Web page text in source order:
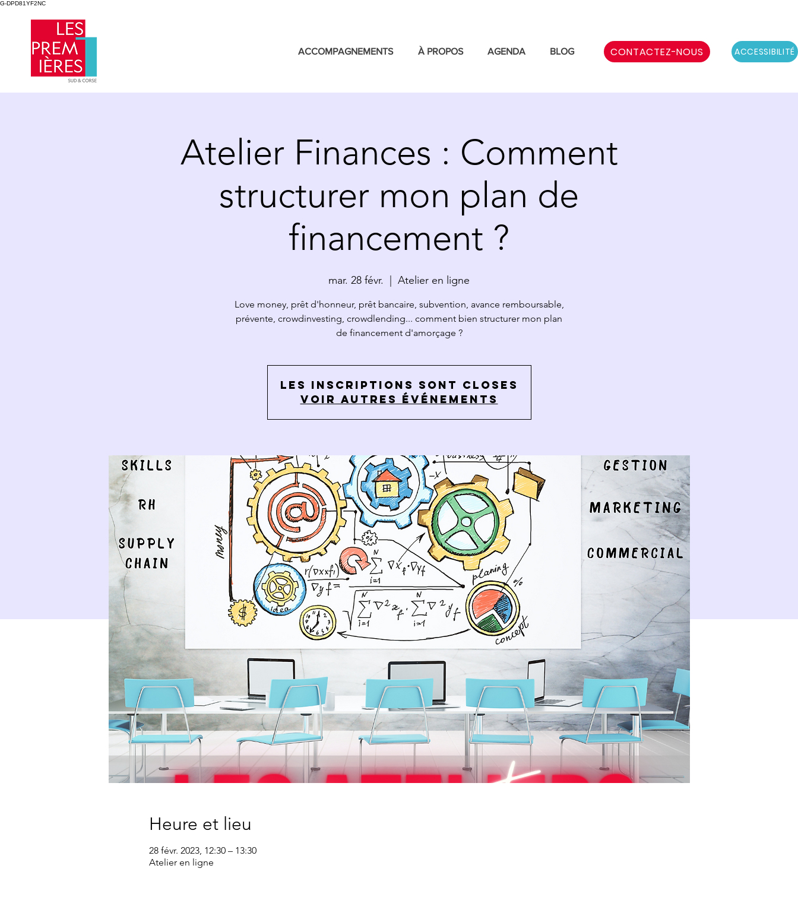
G-DPD81YF2NC
ACCOMPAGNEMENTS À PROPOS AGENDA BLOG CONTACTEZ-NOUS ACCESSIBILITÉ
Atelier Finances : Comment
structurer mon plan de
financement ?
mar. 28 févr. Atelier en ligne
Love money, prêt d'honneur, prêt bancaire, subvention, avance remboursable,
prévente, crowdinvesting, crowdlending... comment bien structurer mon plan
de financement d'amorçage ?
Les inscriptions sont closes
Voir autres événements
Heure et lieu
28 févr. 2023, 12:30 – 13:30
Atelier en ligne